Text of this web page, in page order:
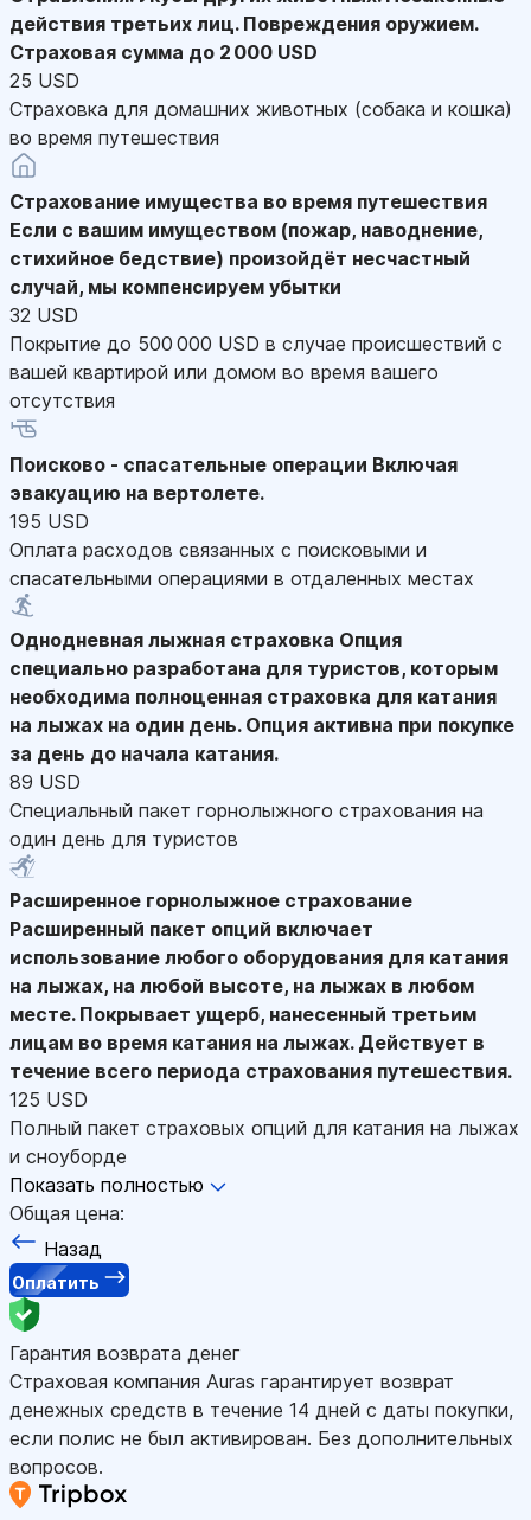
действия третьих лиц. Повреждения оружием.
Страховая сумма до 2 000 USD
25 USD
Страховка для домашних животных (собака и кошка)
во время путешествия
Страхование имущества во время путешествия
Если с вашим имуществом (пожар, наводнение,
стихийное бедствие) произойдёт несчастный
случай, мы компенсируем убытки
32 USD
Покрытие до 500 000 USD в случае происшествий с
вашей квартирой или домом во время вашего
отсутствия
Поисково - спасательные операции Включая
эвакуацию на вертолете.
195 USD
Оплата расходов связанных с поисковыми и
спасательными операциями в отдаленных местах
Однодневная лыжная страховка Опция
специально разработана для туристов, которым
необходима полноценная страховка для катания
на лыжах на один день. Опция активна при покупке
за день до начала катания.
89 USD
Специальный пакет горнолыжного страхования на
один день для туристов
Расширенное горнолыжное страхование
Расширенный пакет опций включает
использование любого оборудования для катания
на лыжах, на любой высоте, на лыжах в любом
месте. Покрывает ущерб, нанесенный третьим
лицам во время катания на лыжах. Действует в
течение всего периода страхования путешествия.
125 USD
Полный пакет страховых опций для катания на лыжах
и сноуборде
Показать полностью
Общая цена:
Назад
Оплатить
Гарантия возврата денег
Страховая компания Auras гарантирует возврат
денежных средств в течение 14 дней с даты покупки,
если полис не был активирован. Без дополнительных
вопросов.